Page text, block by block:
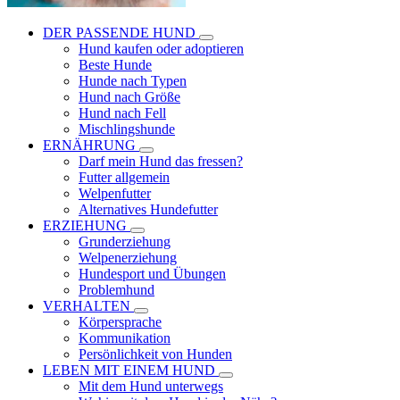
DER PASSENDE HUND
Hund kaufen oder adoptieren
Beste Hunde
Hunde nach Typen
Hund nach Größe
Hund nach Fell
Mischlingshunde
ERNÄHRUNG
Darf mein Hund das fressen?
Futter allgemein
Welpenfutter
Alternatives Hundefutter
ERZIEHUNG
Grunderziehung
Welpenerziehung
Hundesport und Übungen
Problemhund
VERHALTEN
Körpersprache
Kommunikation
Persönlichkeit von Hunden
LEBEN MIT EINEM HUND
Mit dem Hund unterwegs